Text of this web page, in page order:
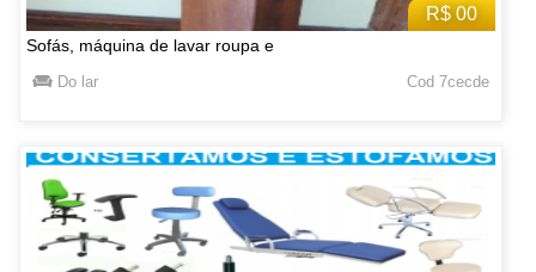
R$ 00
Sofás, máquina de lavar roupa e
Do lar Cod 7cecde